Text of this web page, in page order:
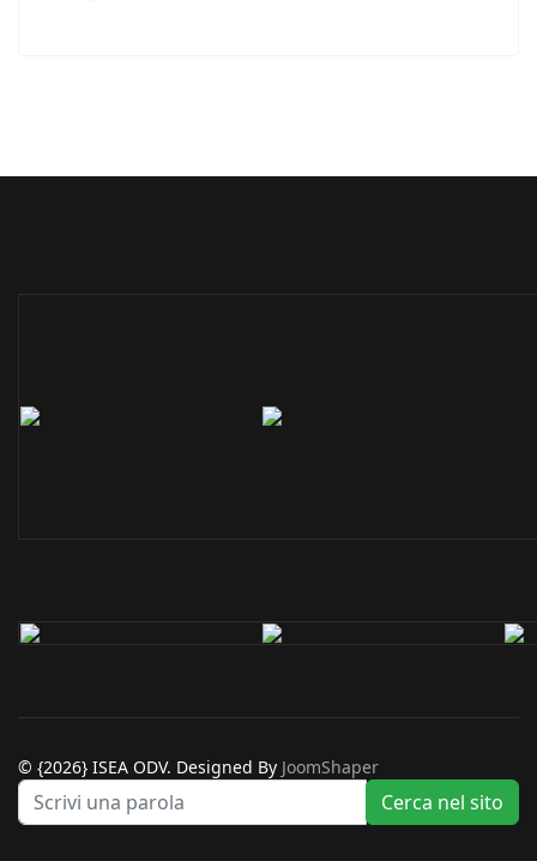
© {2026} ISEA ODV. Designed By JoomShaper
Cerca nel sito